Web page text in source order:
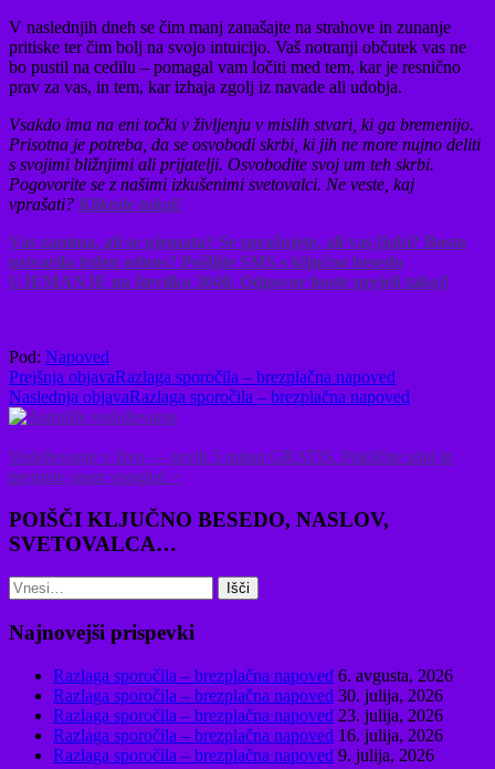
V naslednjih dneh se čim manj zanašajte na strahove in zunanje
pritiske ter čim bolj na svojo intuicijo. Vaš notranji občutek vas ne
bo pustil na cedilu – pomagal vam ločiti med tem, kar je resnično
prav za vas, in tem, kar izhaja zgolj iz navade ali udobja.
Vsakdo ima na eni točki v življenju v mislih stvari, ki ga bremenijo.
Prisotna je potreba, da se osvobodi skrbi, ki jih ne more nujno deliti
s svojimi bližnjimi ali prijatelji. Osvobodite svoj um teh skrbi.
Pogovorite se z našimi izkušenimi svetovalci. Ne veste, kaj
vprašati? Kliknite tukaj!
Vas zanima, ali se ujemata? Se sprašujete, ali vas ljubi? Bosta
ustvarila trden odnos? Pošljite SMS s ključno besedo
UJEMANJE na številko 3040. Odgovor boste prejeli takoj!
Pod: Napoved
Prejšnja objavaRazlaga sporočila – brezplačna napoved
Naslednja objavaRazlaga sporočila – brezplačna napoved
Vedeževanje v živo — prvih 5 minut GRATIS. Pokličite zdaj in
prejmite jasen vpogled >
POIŠČI KLJUČNO BESEDO, NASLOV,
SVETOVALCA…
Search
Najnovejši prispevki
Razlaga sporočila – brezplačna napoved 6. avgusta, 2026
Razlaga sporočila – brezplačna napoved 30. julija, 2026
Razlaga sporočila – brezplačna napoved 23. julija, 2026
Razlaga sporočila – brezplačna napoved 16. julija, 2026
Razlaga sporočila – brezplačna napoved 9. julija, 2026